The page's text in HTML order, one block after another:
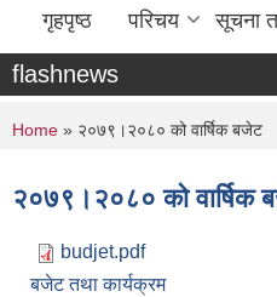
गृहपृष्ठ परिचय सूचना
flashnews
You are here
Home » २०७९।२०८० को वार्षिक बजेट
२०७९।२०८० को वार्षिक
budjet.pdf
बजेट तथा कार्यक्रम